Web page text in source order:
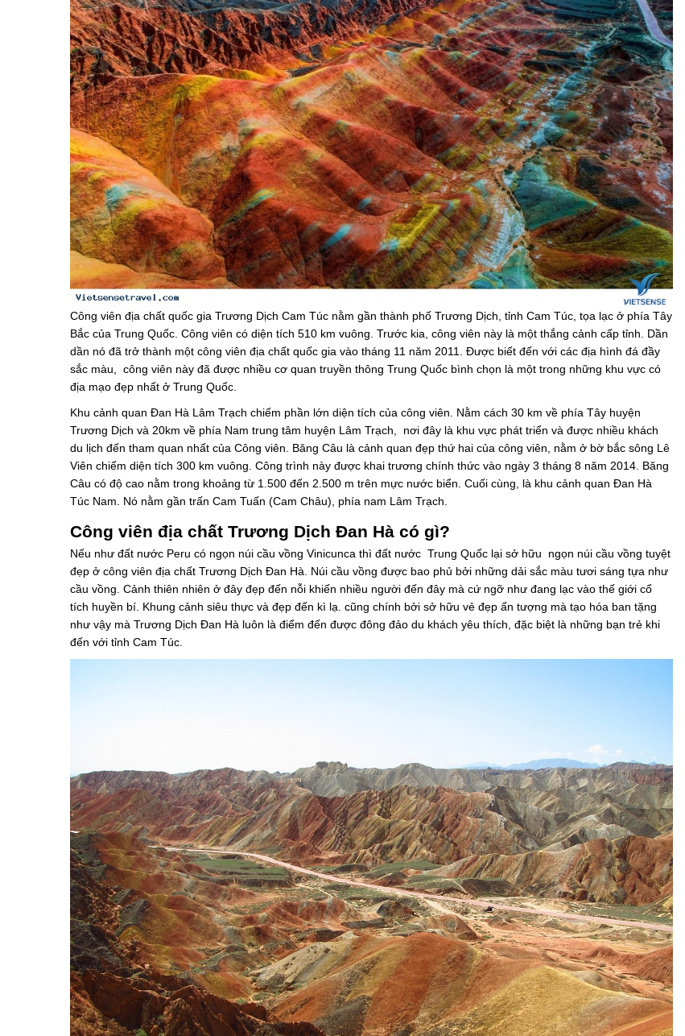
Công viên địa chất quốc gia Trương Dịch Cam Túc nằm gần thành phố Trương Dịch, tỉnh Cam Túc, tọa lạc ở phía Tây
Bắc của Trung Quốc. Công viên có diện tích 510 km vuông. Trước kia, công viên này là một thắng cảnh cấp tỉnh. Dần
dần nó đã trở thành một công viên địa chất quốc gia vào tháng 11 năm 2011. Được biết đến với các địa hình đá đầy
sắc màu, công viên này đã được nhiều cơ quan truyền thông Trung Quốc bình chọn là một trong những khu vực có
địa mạo đẹp nhất ở Trung Quốc.
Khu cảnh quan Đan Hà Lâm Trạch chiếm phần lớn diện tích của công viên. Nằm cách 30 km về phía Tây huyện
Trương Dịch và 20km về phía Nam trung tâm huyện Lâm Trạch, nơi đây là khu vực phát triển và được nhiều khách
du lịch đến tham quan nhất của Công viên. Băng Câu là cảnh quan đẹp thứ hai của công viên, nằm ở bờ bắc sông Lê
Viên chiếm diện tích 300 km vuông. Công trình này được khai trương chính thức vào ngày 3 tháng 8 năm 2014. Băng
Câu có độ cao nằm trong khoảng từ 1.500 đến 2.500 m trên mực nước biển. Cuối cùng, là khu cảnh quan Đan Hà
Túc Nam. Nó nằm gần trấn Cam Tuấn (Cam Châu), phía nam Lâm Trạch.
Công viên địa chất Trương Dịch Đan Hà có gì?
Nếu như đất nước Peru có ngọn núi cầu vồng Vinicunca thì đất nước Trung Quốc lại sở hữu ngọn núi cầu vồng tuyệt
đẹp ở công viên địa chất Trương Dịch Đan Hà. Núi cầu vồng được bao phủ bởi những dải sắc màu tươi sáng tựa như
cầu vồng. Cảnh thiên nhiên ở đây đẹp đến nỗi khiến nhiều người đến đây mà cứ ngỡ như đang lạc vào thế giới cổ
tích huyền bí. Khung cảnh siêu thực và đẹp đến kì lạ. cũng chính bởi sở hữu vẻ đẹp ấn tượng mà tạo hóa ban tặng
như vậy mà Trương Dịch Đan Hà luôn là điểm đến được đông đảo du khách yêu thích, đặc biệt là những bạn trẻ khi
đến với tỉnh Cam Túc.